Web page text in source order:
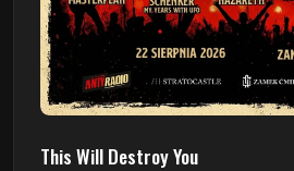
This Will Destroy You